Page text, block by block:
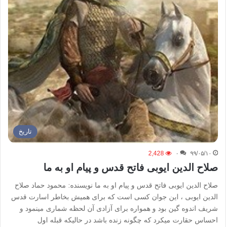
تاریخ
۹۹/۰۵/۱۰ ۰ 2,428
صلاح الدین ایوبی فاتح قدس و پیام او به ما
صلاح الدین ایوبی فاتح قدس و پیام او به ما نویسنده: محمود حماد صلاح
الدین ایوبی ، این جوان کسی است که برای همیش بخاطر اسارت قدس
شریف اندوه گین بود و همواره برای آزادی آن لحظه شماری مینمود و
احساس حقارت میکرد که چگونه زنده باشد در حالیکه قبله اول